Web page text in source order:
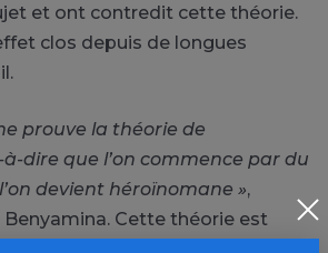
et ont contredit cette théorie.
clos depuis de longues
prouve la théorie de
à-dire que l’on commence par du
devient héroïnomane »,
Cette théorie est